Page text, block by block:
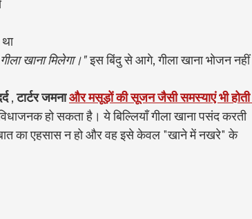
खाना मिलेगा।" इस बिंदु से आगे, गीला खाना भोजन नहीं
, टार्टर जमनाऔर मसूड़ों की सूजन जैसी समस्याएं भी होती
हो सकता है। ये बिल्लियाँ गीला खाना पसंद करती
का एहसास न हो और वह इसे केवल "खाने में नखरे" के